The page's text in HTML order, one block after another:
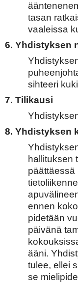
tasan
vaaleissa
6. Yhdistyksen
sihteeri
7. Tilikausi
8. Yhdistyksen
hallituksen
päättäessä
ennen
pidetään
päivänä
ääni.
tulee, ellei
se